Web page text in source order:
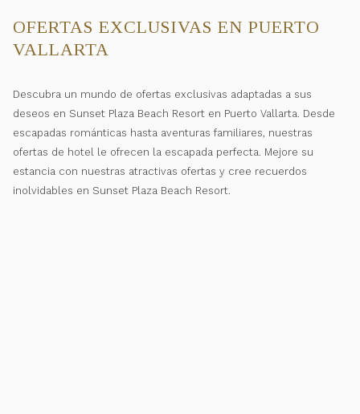
OFERTAS EXCLUSIVAS EN PUERTO
VALLARTA
Descubra un mundo de ofertas exclusivas adaptadas a sus
deseos en Sunset Plaza Beach Resort en Puerto Vallarta. Desde
escapadas románticas hasta aventuras familiares, nuestras
ofertas de hotel le ofrecen la escapada perfecta. Mejore su
estancia con nuestras atractivas ofertas y cree recuerdos
inolvidables en Sunset Plaza Beach Resort.